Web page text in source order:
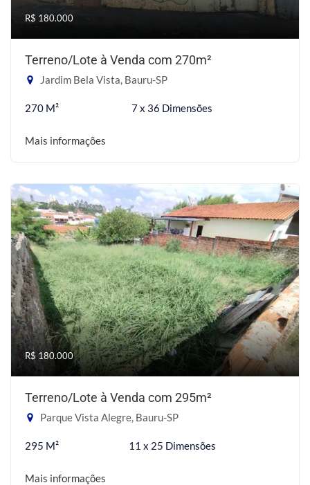
R$ 180.000
Terreno/Lote à Venda com 270m²
Jardim Bela Vista, Bauru-SP
270 M² 7 x 36 Dimensões
Mais informações
R$ 180.000
Terreno/Lote à Venda com 295m²
Parque Vista Alegre, Bauru-SP
295 M² 11 x 25 Dimensões
Mais informações